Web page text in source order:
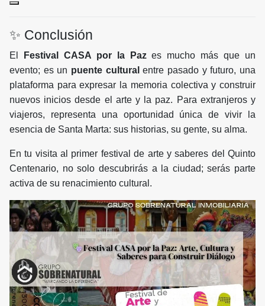
✨ Conclusión
El Festival CASA por la Pazes mucho más que un
evento; es un puente cultural entre pasado y futuro, una
plataforma para expresar la memoria colectiva y construir
nuevos inicios desde el arte y la paz. Para extranjeros y
viajeros, representa una oportunidad única de vivir la
esencia de Santa Marta: sus historias, su gente, su alma.
En tu visita al primer festival de arte y saberes del Quinto
Centenario, no solo descubrirás a la ciudad; serás parte
activa de su renacimiento cultural.